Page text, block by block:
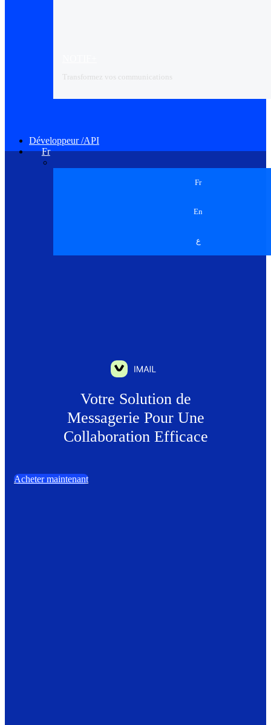
Transformez vos communications
Développeur /API
Fr
Fr
En
ع
Votre Solution de
Messagerie Pour Une
Collaboration Efficace
Acheter maintenant